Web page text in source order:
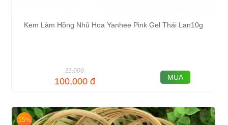
Kem Làm Hồng Nhũ Hoa Yanhee Pink Gel Thái Lan10g
11,000
100,000 đ MUA
15%